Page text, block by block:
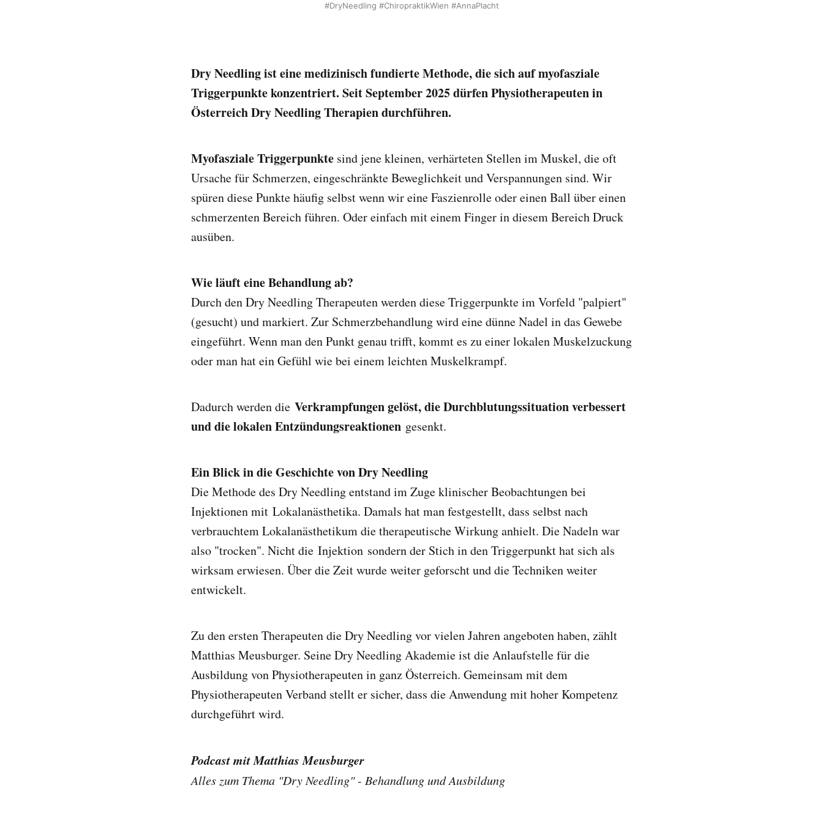
#DryNeedling #ChiropraktikWien #AnnaPlacht
Dry Needling ist eine medizinisch fundierte Methode, die sich auf myofasziale
Triggerpunkte konzentriert. Seit September 2025 dürfen Physiotherapeuten in
Österreich Dry Needling Therapien durchführen.
Myofasziale Triggerpunkte sind jene kleinen, verhärteten Stellen im Muskel, die oft
Ursache für Schmerzen, eingeschränkte Beweglichkeit und Verspannungen sind. Wir
spüren diese Punkte häufig selbst wenn wir eine Faszienrolle oder einen Ball über einen
schmerzenten Bereich führen. Oder einfach mit einem Finger in diesem Bereich Druck
ausüben.
Wie läuft eine Behandlung ab?
Durch den Dry Needling Therapeuten werden diese Triggerpunkte im Vorfeld "palpiert"
(gesucht) und markiert. Zur Schmerzbehandlung wird eine dünne Nadel in das Gewebe
eingeführt. Wenn man den Punkt genau trifft, kommt es zu einer lokalen Muskelzuckung
oder man hat ein Gefühl wie bei einem leichten Muskelkrampf.
Dadurch werden die Verkrampfungen gelöst, die Durchblutungssituation verbessert
und die lokalen Entzündungsreaktionen gesenkt.
Ein Blick in die Geschichte von Dry Needling
Die Methode des Dry Needling entstand im Zuge klinischer Beobachtungen bei
Injektionen mit Lokalanästhetika. Damals hat man festgestellt, dass selbst nach
verbrauchtem Lokalanästhetikum die therapeutische Wirkung anhielt. Die Nadeln war
also "trocken". Nicht die Injektion sondern der Stich in den Triggerpunkt hat sich als
wirksam erwiesen. Über die Zeit wurde weiter geforscht und die Techniken weiter
entwickelt.
Zu den ersten Therapeuten die Dry Needling vor vielen Jahren angeboten haben, zählt
Matthias Meusburger. Seine Dry Needling Akademie ist die Anlaufstelle für die
Ausbildung von Physiotherapeuten in ganz Österreich. Gemeinsam mit dem
Physiotherapeuten Verband stellt er sicher, dass die Anwendung mit hoher Kompetenz
durchgeführt wird.
Podcast mit Matthias Meusburger
Alles zum Thema "Dry Needling" - Behandlung und Ausbildung